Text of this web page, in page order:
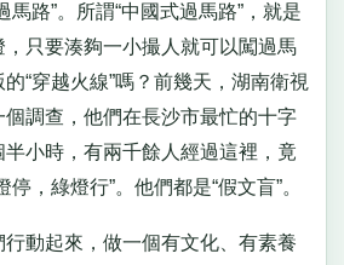
馬路”。所謂“中國式過馬路”，就是
只要湊夠一小撮人就可以闖過馬
“穿越火線”嗎？前幾天，湖南衛視
調查，他們在長沙市最忙的十字
小時，有兩千餘人經過這裡，竟
，綠燈行”。他們都是“假文盲”。
起來，做一個有文化、有素養